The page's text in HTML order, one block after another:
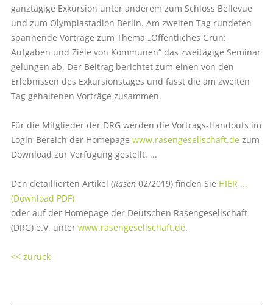
ganztägige Exkursion unter anderem zum Schloss Bellevue
und zum Olympiastadion Berlin. Am zweiten Tag rundeten
spannende Vorträge zum Thema „Öffentliches Grün:
Aufgaben und Ziele von Kommunen“ das zweitägige Seminar
gelungen ab. Der Beitrag berichtet zum einen von den
Erlebnissen des Exkursionstages und fasst die am zweiten
Tag gehaltenen Vorträge zusammen.
Für die Mitglieder der DRG werden die Vortrags-Handouts im
Login-Bereich der Homepage www.rasengesellschaft.dezum
Download zur Verfügung gestellt. ...
Den detaillierten Artikel (Rasen02/2019) finden Sie HIER ...
(Download PDF)
oder auf der Homepage der Deutschen Rasengesellschaft
(DRG) e.V. unter www.rasengesellschaft.de.
<< zurück